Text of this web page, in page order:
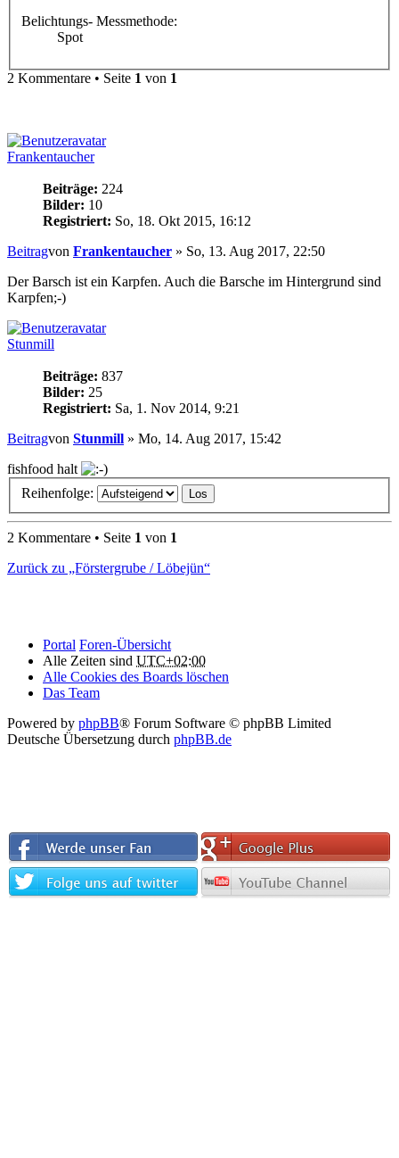
Belichtungs- Messmethode:
Spot
2 Kommentare • Seite 1 von 1
Frankentaucher
Beiträge: 224
Bilder: 10
Registriert: So, 18. Okt 2015, 16:12
Beitragvon Frankentaucher » So, 13. Aug 2017, 22:50
Der Barsch ist ein Karpfen. Auch die Barsche im Hintergrund sind
Karpfen;-)
Stunmill
Beiträge: 837
Bilder: 25
Registriert: Sa, 1. Nov 2014, 9:21
Beitragvon Stunmill » Mo, 14. Aug 2017, 15:42
fishfood halt
Reihenfolge:
2 Kommentare • Seite 1 von 1
Zurück zu „Förstergrube / Löbejün“
Portal Foren-Übersicht
Alle Zeiten sind UTC+02:00
Alle Cookies des Boards löschen
Das Team
Powered by phpBB® Forum Software © phpBB Limited
Deutsche Übersetzung durch phpBB.de